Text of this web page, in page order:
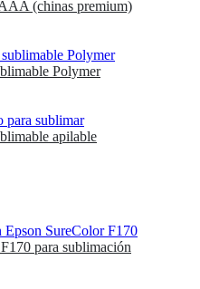
(chinas premium)
Polymer
apilable
para sublimación